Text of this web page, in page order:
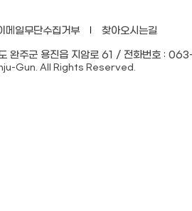
메일무단수집거부
찾아오시는길
완주군 용진읍 지암로 61 / 전화번호 :
Gun. All Rights Reserved.